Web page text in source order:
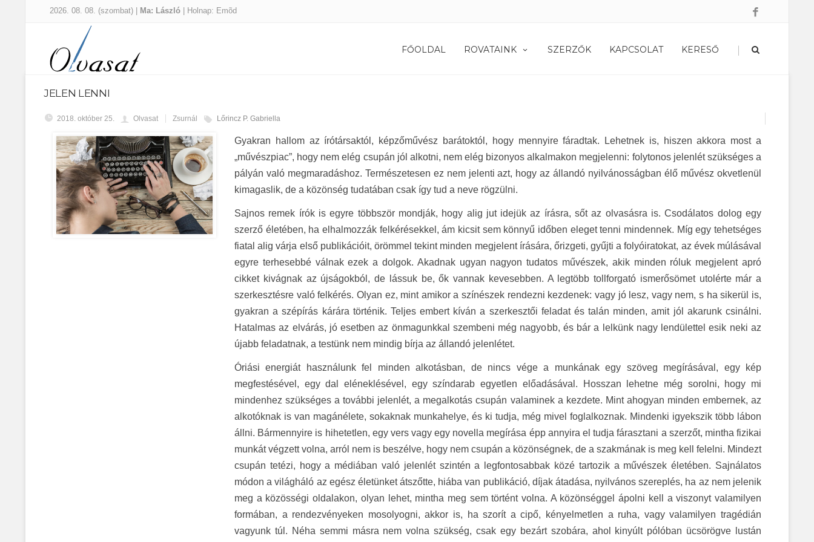
2026. 08. 08. (szombat) | Ma: László | Holnap: Emõd
FŐOLDAL ROVATAINK SZERZŐK KAPCSOLAT KERESŐ |
JELEN LENNI
2018. október 25. Olvasat Zsurnál Lőrincz P. Gabriella
Gyakran hallom az írótársaktól, képzőművész barátoktól, hogy mennyire fáradtak. Lehetnek is, hiszen akkora most a
„művészpiac”, hogy nem elég csupán jól alkotni, nem elég bizonyos alkalmakon megjelenni: folytonos jelenlét szükséges a
pályán való megmaradáshoz. Természetesen ez nem jelenti azt, hogy az állandó nyilvánosságban élő művész okvetlenül
kimagaslik, de a közönség tudatában csak így tud a neve rögzülni.
Sajnos remek írók is egyre többször mondják, hogy alig jut idejük az írásra, sőt az olvasásra is. Csodálatos dolog egy
szerző életében, ha elhalmozzák felkérésekkel, ám kicsit sem könnyű időben eleget tenni mindennek. Míg egy tehetséges
fiatal alig várja első publikációit, örömmel tekint minden megjelent írására, őrizgeti, gyűjti a folyóiratokat, az évek múlásával
egyre terhesebbé válnak ezek a dolgok. Akadnak ugyan nagyon tudatos művészek, akik minden róluk megjelent apró
cikket kivágnak az újságokból, de lássuk be, ők vannak kevesebben. A legtöbb tollforgató ismerősömet utolérte már a
szerkesztésre való felkérés. Olyan ez, mint amikor a színészek rendezni kezdenek: vagy jó lesz, vagy nem, s ha sikerül is,
gyakran a szépírás kárára történik. Teljes embert kíván a szerkesztői feladat és talán minden, amit jól akarunk csinálni.
Hatalmas az elvárás, jó esetben az önmagunkkal szembeni még nagyobb, és bár a lelkünk nagy lendülettel esik neki az
újabb feladatnak, a testünk nem mindig bírja az állandó jelenlétet.
Óriási energiát használunk fel minden alkotásban, de nincs vége a munkának egy szöveg megírásával, egy kép
megfestésével, egy dal eléneklésével, egy színdarab egyetlen előadásával. Hosszan lehetne még sorolni, hogy mi
mindenhez szükséges a további jelenlét, a megalkotás csupán valaminek a kezdete. Mint ahogyan minden embernek, az
alkotóknak is van magánélete, sokaknak munkahelye, és ki tudja, még mivel foglalkoznak. Mindenki igyekszik több lábon
állni. Bármennyire is hihetetlen, egy vers vagy egy novella megírása épp annyira el tudja fárasztani a szerzőt, mintha fizikai
munkát végzett volna, arról nem is beszélve, hogy nem csupán a közönségnek, de a szakmának is meg kell felelni. Mindezt
csupán tetézi, hogy a médiában való jelenlét szintén a legfontosabbak közé tartozik a művészek életében. Sajnálatos
módon a világháló az egész életünket átszőtte, hiába van publikáció, díjak átadása, nyilvános szereplés, ha az nem jelenik
meg a közösségi oldalakon, olyan lehet, mintha meg sem történt volna. A közönséggel ápolni kell a viszonyt valamilyen
formában, a rendezvényeken mosolyogni, akkor is, ha szorít a cipő, kényelmetlen a ruha, vagy valamilyen tragédián
vagyunk túl. Néha semmi másra nem volna szükség, csak egy bezárt szobára, ahol kinyúlt pólóban ücsörögve lustán